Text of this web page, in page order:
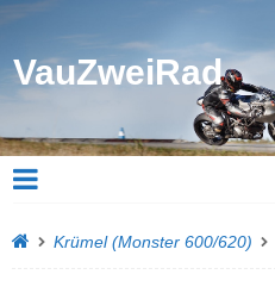
VauZweiRad
Krümel (Monster 600/620)